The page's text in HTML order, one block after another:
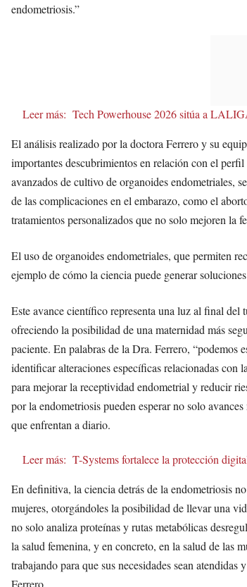
endometriosis.”
Leer más: Tech Powerhouse 2026 sitúa a
El análisis realizado por la doctora Ferrero y su
importantes descubrimientos en relación con el
avanzados de cultivo de organoides endometriales,
de las complicaciones en el embarazo, como el
tratamientos personalizados que no solo mejoren la
El uso de organoides endometriales, que permiten
ejemplo de cómo la ciencia puede generar
Este avance científico representa una luz al final del
ofreciendo la posibilidad de una maternidad más
paciente. En palabras de la Dra. Ferrero, “podemos
identificar alteraciones específicas relacionadas con
para mejorar la receptividad endometrial y reducir
por la endometriosis pueden esperar no solo
que enfrentan a diario.
Leer más: T-Systems fortalece la protección
En definitiva, la ciencia detrás de la endometriosis
mujeres, otorgándoles la posibilidad de llevar una
no solo analiza proteínas y rutas metabólicas
la salud femenina, y en concreto, en la salud de las
trabajando para que sus necesidades sean
Ferrero.